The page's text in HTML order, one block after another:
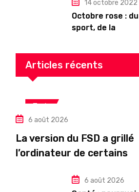
14 octobre 2022
Octobre rose : du
sport, de la
gourmandise ! Un
programme riche
en Auvergne
Articles récents
Tech
6 août 2026
La version du FSD a grillé
l’ordinateur de certains
6 août 2026